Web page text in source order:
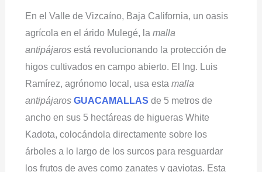
En el Valle de Vizcaíno, Baja California, un oasis
agrícola en el árido Mulegé, la malla
antipájarosestá revolucionando la protección de
higos cultivados en campo abierto. El Ing. Luis
Ramírez, agrónomo local, usa esta malla
antipájaros GUACAMALLAS de 5 metros de
ancho en sus 5 hectáreas de higueras White
Kadota, colocándola directamente sobre los
árboles a lo largo de los surcos para resguardar
los frutos de aves como zanates y gaviotas. Esta